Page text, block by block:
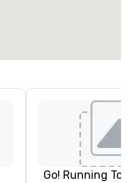
Go! Running